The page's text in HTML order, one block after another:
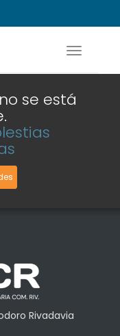
Activar
se está
Rivadavia